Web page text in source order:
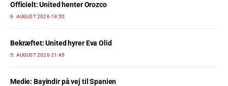
Officielt: United henter Orozco
6. AUGUST 2026 19:55
Bekræftet: United hyrer Eva Olid
5. AUGUST 2026 21:45
Medie: Bayindir på vej til Spanien